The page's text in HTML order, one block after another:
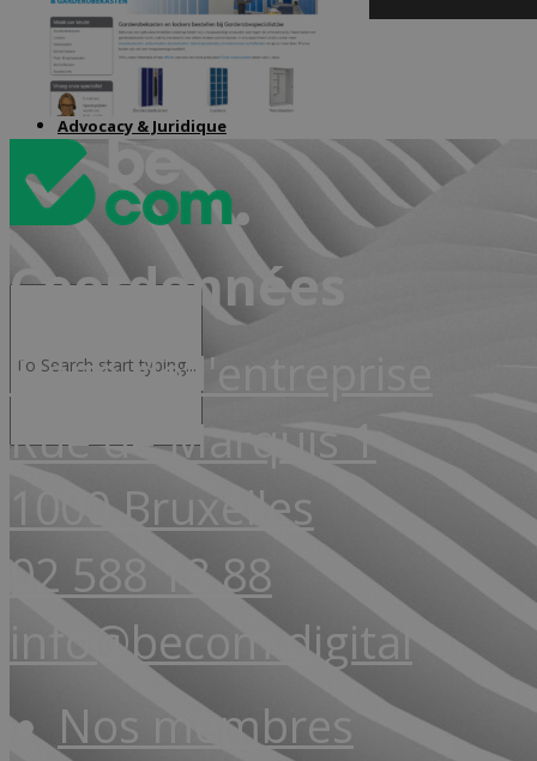
Becom Awards
Advocacy & Juridique
Coordonnées
Siège de l'entreprise
Rue de Marquis 1
1000 Bruxelles
02 588 18 88
info@becom.digital
Nos membres